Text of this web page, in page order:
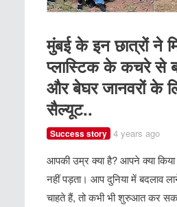
मुंबई के इन छात्रों ने
प्लास्टिक के कचरे से
और बेघर जानवरों के
सैल्यूट..
Success story 4 years ago
आपकी उम्र क्या है? आपने क्या
नहीं पड़ता। आप दुनिया में बदलाव
चाहते हैं, तो कभी भी शुरुआत कर